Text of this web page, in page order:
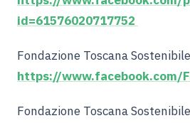
id=61576020717752
Fondazione Toscana
https://www.facebook.com/
Fondazione Toscana